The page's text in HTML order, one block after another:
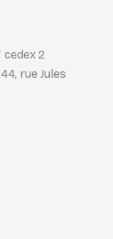
cedex 2
rue Jules